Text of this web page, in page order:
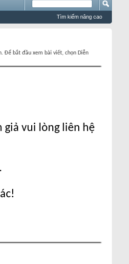
Tìm kiếm nâng cao
Để bắt đầu xem bài viết, chọn Diễn
giả vui lòng liên hệ